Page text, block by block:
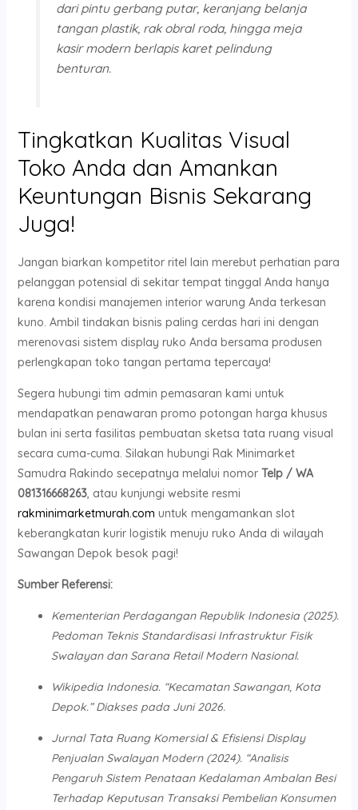
dari pintu gerbang putar, keranjang belanja
tangan plastik, rak obral roda, hingga meja
kasir modern berlapis karet pelindung
benturan.
Tingkatkan Kualitas Visual
Toko Anda dan Amankan
Keuntungan Bisnis Sekarang
Juga!
Jangan biarkan kompetitor ritel lain merebut perhatian para
pelanggan potensial di sekitar tempat tinggal Anda hanya
karena kondisi manajemen interior warung Anda terkesan
kuno. Ambil tindakan bisnis paling cerdas hari ini dengan
merenovasi sistem display ruko Anda bersama produsen
perlengkapan toko tangan pertama tepercaya!
Segera hubungi tim admin pemasaran kami untuk
mendapatkan penawaran promo potongan harga khusus
bulan ini serta fasilitas pembuatan sketsa tata ruang visual
secara cuma-cuma. Silakan hubungi Rak Minimarket
Samudra Rakindo secepatnya melalui nomor Telp / WA
081316668263, atau kunjungi website resmi
rakminimarketmurah.com untuk mengamankan slot
keberangkatan kurir logistik menuju ruko Anda di wilayah
Sawangan Depok besok pagi!
Sumber Referensi:
Kementerian Perdagangan Republik Indonesia (2025).
Pedoman Teknis Standardisasi Infrastruktur Fisik
Swalayan dan Sarana Retail Modern Nasional.
Wikipedia Indonesia. “Kecamatan Sawangan, Kota
Depok.” Diakses pada Juni 2026.
Jurnal Tata Ruang Komersial & Efisiensi Display
Penjualan Swalayan Modern (2024). “Analisis
Pengaruh Sistem Penataan Kedalaman Ambalan Besi
Terhadap Keputusan Transaksi Pembelian Konsumen